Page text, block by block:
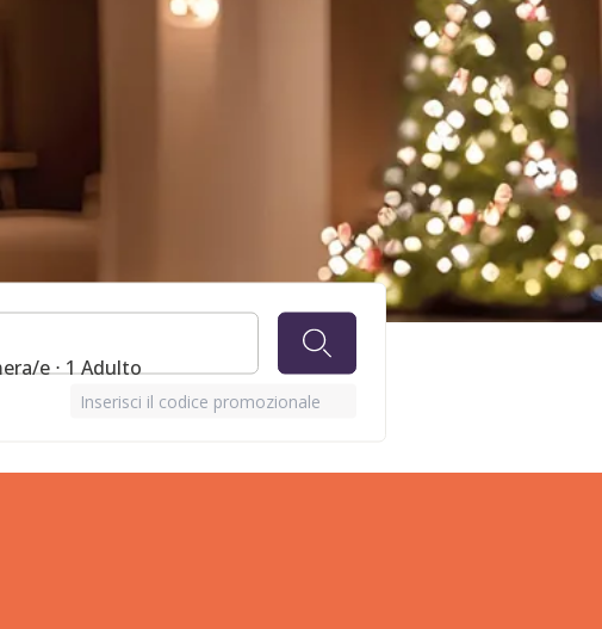
&
e ⋅ 1 Adulto
Inserisci il codice promozionale